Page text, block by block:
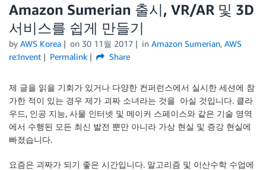
에디션
Amazon Sumerian 출시, VR/AR 및 3D
서비스를 쉽게 만들기
by AWS Korea on 30 11월 2017 in Amazon Sumerian, AWS
re:Invent
Permalink Share
제 글을 읽을 기회가 있거나 다양한 컨퍼런스에서 실시한 세션에 참
가한 적이 있는 경우 제가 괴짜 소녀라는 것을 아실 것입니다. 클라
우드, 인공 지능, 사물 인터넷 및 메이커 스페이스와 같은 기술 영역
에서 수행된 모든 최신 발전 뿐만 아니라 가상 현실 및 증강 현실에
빠졌습니다.
요즘은 괴짜가 되기 좋은 시간입니다. 알고리즘 및 이산수학 수업에